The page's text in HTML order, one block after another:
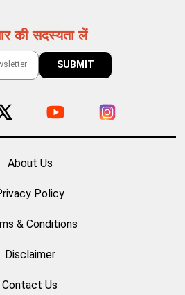
की सदस्यता लें
About Us
Policy
& Conditions
Disclaimer
Contact Us